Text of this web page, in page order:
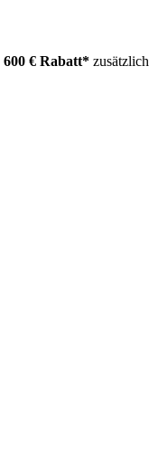
600 € Rabatt* zusätzlich